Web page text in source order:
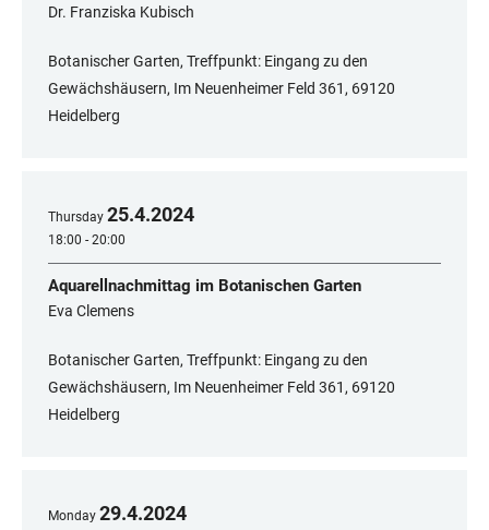
Dr. Franziska Kubisch
Botanischer Garten, Treffpunkt: Eingang zu den
Gewächshäusern, Im Neuenheimer Feld 361, 69120
Heidelberg
Thursday 25.4.2024
18:00 - 20:00
Aquarellnachmittag im Botanischen Garten
Eva Clemens
Botanischer Garten, Treffpunkt: Eingang zu den
Gewächshäusern, Im Neuenheimer Feld 361, ​​​​​​​69120
Heidelberg
Monday 29.4.2024